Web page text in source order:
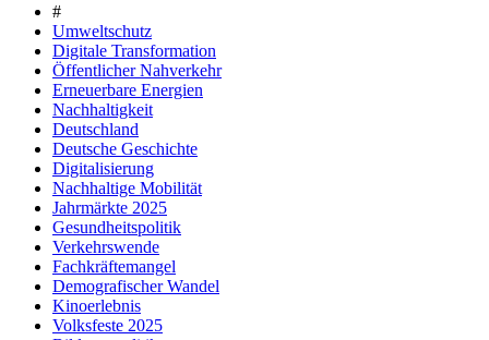
#
Umweltschutz
Digitale Transformation
Öffentlicher Nahverkehr
Erneuerbare Energien
Nachhaltigkeit
Deutschland
Deutsche Geschichte
Digitalisierung
Nachhaltige Mobilität
Jahrmärkte 2025
Gesundheitspolitik
Verkehrswende
Fachkräftemangel
Demografischer Wandel
Kinoerlebnis
Volksfeste 2025